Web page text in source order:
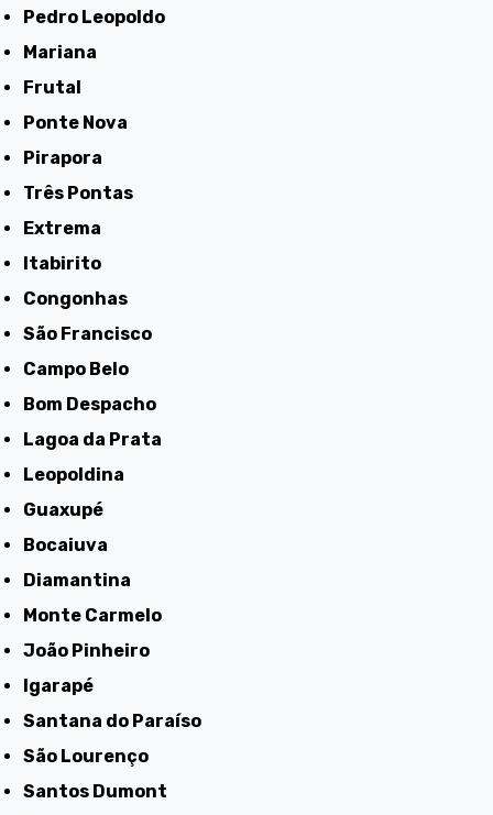
Pedro Leopoldo
Mariana
Frutal
Ponte Nova
Pirapora
Três Pontas
Extrema
Itabirito
Congonhas
São Francisco
Campo Belo
Bom Despacho
Lagoa da Prata
Leopoldina
Guaxupé
Bocaiuva
Diamantina
Monte Carmelo
João Pinheiro
Igarapé
Santana do Paraíso
São Lourenço
Santos Dumont